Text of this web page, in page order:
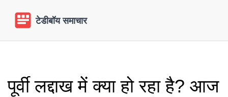
पूर्वी लद्दाख में क्या हो रहा है? आज